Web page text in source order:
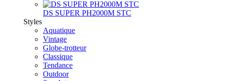
DS SUPER PH2000M STC
Styles
Aquatique
Vintage
Globe-trotteur
Classique
Tendance
Outdoor